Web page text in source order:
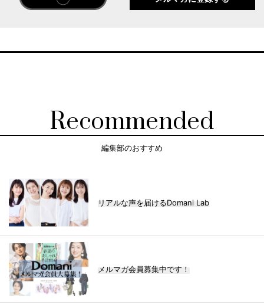
Recommended
編集部のおすすめ
リアルな声を届けるDomani Lab
メルマガ会員募集中です！